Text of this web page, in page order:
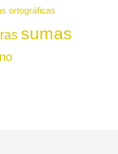
ortográficas
sumas